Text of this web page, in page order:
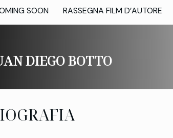
SOON RASSEGNA FILM D’AUTORE
DIEGO BOTTO